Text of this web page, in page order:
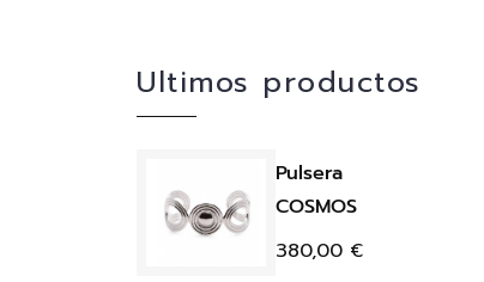
Ultimos productos
Pulsera
COSMOS
380,00 €